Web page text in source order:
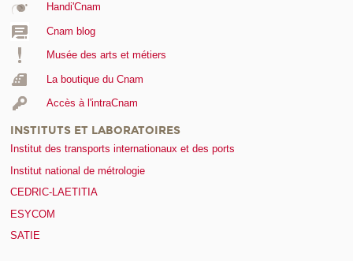
Handi'Cnam
Cnam blog
Musée des arts et métiers
La boutique du Cnam
Accès à l'intraCnam
INSTITUTS ET LABORATOIRES
Institut des transports internationaux et des ports
Institut national de métrologie
CEDRIC-LAETITIA
ESYCOM
SATIE